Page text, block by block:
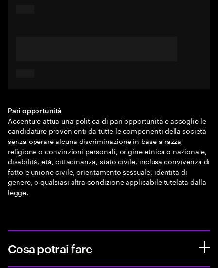
Pari opportunità
Accenture attua una politica di pari opportunità e accoglie le
candidature provenienti da tutte le componenti della società
senza operare alcuna discriminazione in base a razza,
religione o convinzioni personali, origine etnica o nazionale,
disabilità, età, cittadinanza, stato civile, inclusa convivenza di
fatto e unione civile, orientamento sessuale, identità di
genere, o qualsiasi altra condizione applicabile tutelata dalla
legge.
Cosa potrai fare